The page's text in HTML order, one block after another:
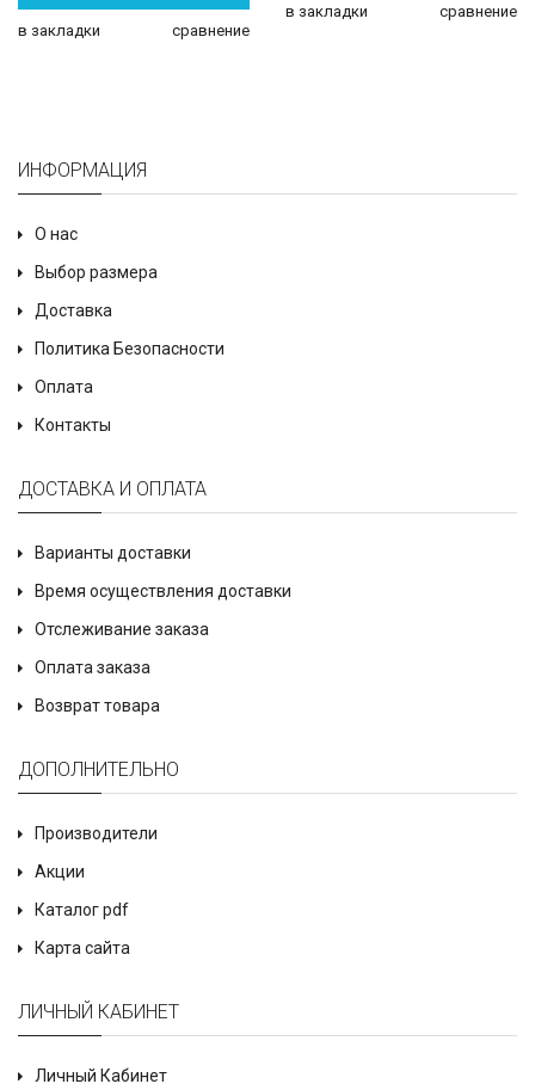
в закладки сравнение
в закладки сравнение
ИНФОРМАЦИЯ
О нас
Выбор размера
Доставка
Политика Безопасности
Оплата
Контакты
ДОСТАВКА И ОПЛАТА
Варианты доставки
Время осуществления доставки
Отслеживание заказа
Оплата заказа
Возврат товара
ДОПОЛНИТЕЛЬНО
Производители
Акции
Каталог pdf
Карта сайта
ЛИЧНЫЙ КАБИНЕТ
Личный Кабинет